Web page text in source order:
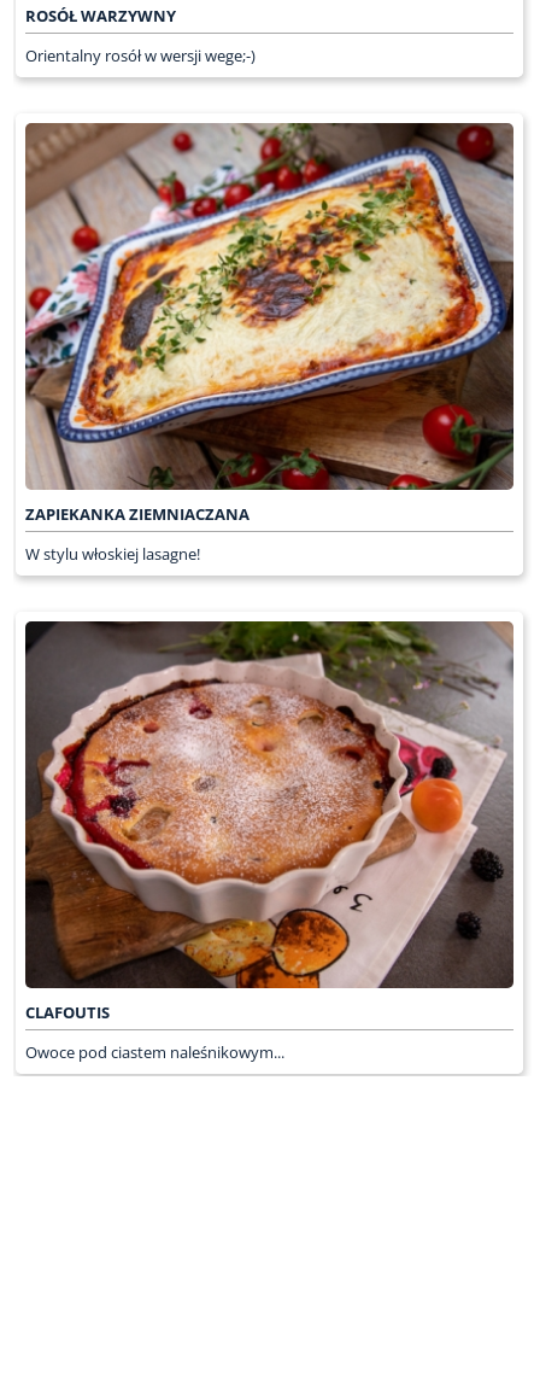
ROSÓŁ WARZYWNY
Orientalny rosół w wersji wege;-)
ZAPIEKANKA ZIEMNIACZANA
W stylu włoskiej lasagne!
CLAFOUTIS
Owoce pod ciastem naleśnikowym...